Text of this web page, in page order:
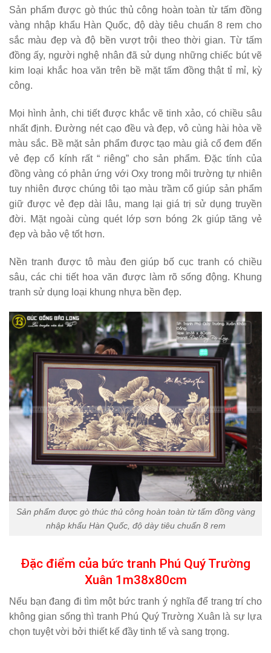
Sản phẩm được gò thúc thủ công hoàn toàn từ tấm đồng
vàng nhập khẩu Hàn Quốc, độ dày tiêu chuẩn 8 rem cho
sắc màu đẹp và độ bền vượt trội theo thời gian. Từ tấm
đồng ấy, người nghệ nhân đã sử dụng những chiếc bút vẽ
kim loại khắc hoa văn trên bề mặt tấm đồng thật tỉ mỉ, kỳ
công.
Mọi hình ảnh, chi tiết được khắc vẽ tinh xảo, có chiều sâu
nhất định. Đường nét cạo đều và đẹp, vô cùng hài hòa về
màu sắc. Bề mặt sản phẩm được tạo màu giả cổ đem đến
vẻ đẹp cổ kính rất “ riêng” cho sản phẩm. Đặc tính của
đồng vàng có phản ứng với Oxy trong môi trường tự nhiên
tuy nhiên được chúng tôi tạo màu trầm cổ giúp sản phẩm
giữ được vẻ đẹp dài lâu, mang lại giá trị sử dụng truyền
đời. Mặt ngoài cùng quét lớp sơn bóng 2k giúp tăng vẻ
đẹp và bảo vệ tốt hơn.
Nền tranh được tô màu đen giúp bố cục tranh có chiều
sâu, các chi tiết hoa văn được làm rõ sống động. Khung
tranh sử dụng loại khung nhựa bền đẹp.
Sản phẩm được gò thúc thủ công hoàn toàn từ tấm đồng vàng
nhập khẩu Hàn Quốc, độ dày tiêu chuẩn 8 rem
Đặc điểm của bức tranh Phú Quý Trường
Xuân 1m38x80cm
Nếu bạn đang đi tìm một bức tranh ý nghĩa để trang trí cho
không gian sống thì tranh Phú Quý Trường Xuân là sự lựa
chọn tuyệt vời bởi thiết kế đầy tinh tế và sang trọng.